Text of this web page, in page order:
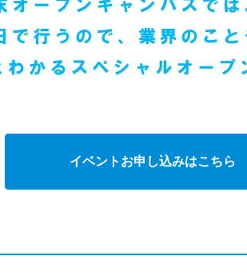
イベントお申し込みはこちら